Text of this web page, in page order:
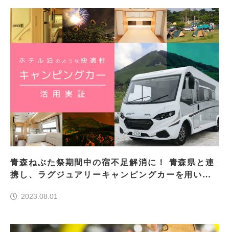
青森ねぶた祭期間中の宿不足解消に！ 青森県と連
携し、ラグジュアリーキャンピングカーを用いた
2023.08.01